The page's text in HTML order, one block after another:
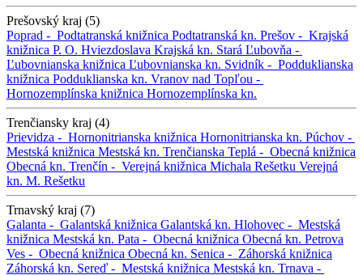
Prešovský kraj (5)
Poprad - Podtatranská knižnica Podtatranská kn. Prešov - Krajská
knižnica P. O. Hviezdoslava Krajská kn. Stará Ľubovňa -
Ľubovnianska knižnica Ľubovnianska kn. Svidník - Podduklianska
knižnica Podduklianska kn. Vranov nad Topľou -
Hornozemplínska knižnica Hornozemplínska kn.
Trenčiansky kraj (4)
Prievidza - Hornonitrianska knižnica Hornonitrianska kn. Púchov -
Mestská knižnica Mestská kn. Trenčianska Teplá - Obecná knižnica
Obecná kn. Trenčín - Verejná knižnica Michala Rešetku Verejná
kn. M. Rešetku
Trnavský kraj (7)
Galanta - Galantská knižnica Galantská kn. Hlohovec - Mestská
knižnica Mestská kn. Pata - Obecná knižnica Obecná kn. Petrova
Ves - Obecná knižnica Obecná kn. Senica - Záhorská knižnica
Záhorská kn. Sereď - Mestská knižnica Mestská kn. Trnava -